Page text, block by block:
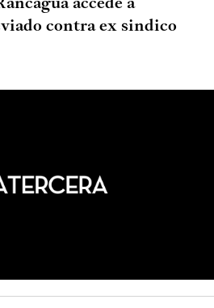
accede a
contra ex sindico